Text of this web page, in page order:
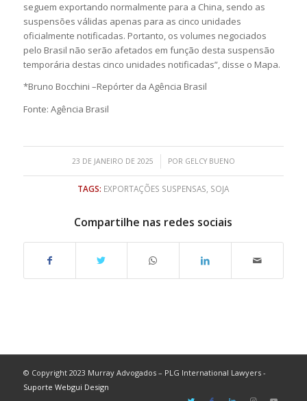
seguem exportando normalmente para a China, sendo as
suspensões válidas apenas para as cinco unidades
oficialmente notificadas. Portanto, os volumes negociados
pelo Brasil não serão afetados em função desta suspensão
temporária destas cinco unidades notificadas”, disse o Mapa.
*Bruno Bocchini –Repórter da Agência Brasil
Fonte: Agência Brasil
23 DE JANEIRO DE 2025
/ POR GELCY BUENO
TAGS: EXPORTAÇÕES SUSPENSAS SOJA
Compartilhe nas redes sociais
© Copyright 2023 Murray Advogados – PLG International Lawyers -
Suporte Webgui Design